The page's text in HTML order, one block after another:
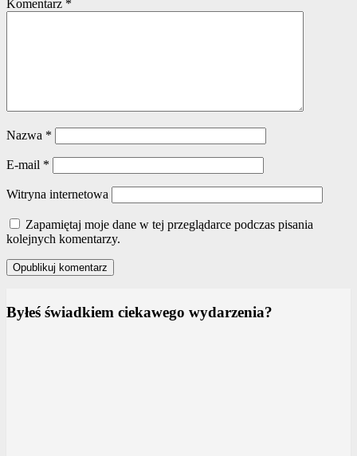
Komentarz *
Nazwa *
E-mail *
Witryna internetowa
Zapamiętaj moje dane w tej przeglądarce podczas pisania
kolejnych komentarzy.
Byłeś świadkiem ciekawego wydarzenia?